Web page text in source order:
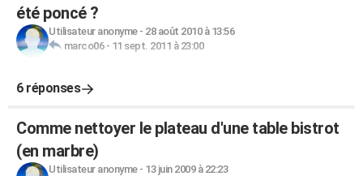
été poncé ?
Utilisateur anonyme- 28 août 2010 à 13:56
marco06- 11 sept. 2011 à 23:00
6 réponses
Comme nettoyer le plateau d'une table bistrot
(en marbre)
Utilisateur anonyme- 13 juin 2009 à 22:23